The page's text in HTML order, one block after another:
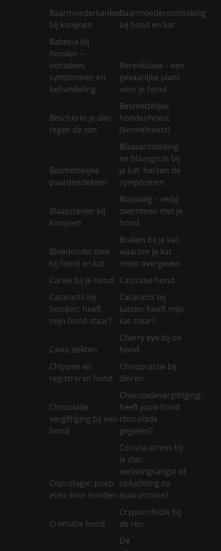
Baarmoederkanker
bij konijnen
Baarmoederontsteking
bij hond en kat
Babesia bij
honden –
oorzaken,
symptomen en
behandeling
Berenklauw – een
gevaarlijke plant
voor je hond
Bescherm je dier
tegen de zon
Besmettelijke
hondenhoest
(kennelhoest)
Besmettelijke
paardenziekten
Blaasontsteking
en blaasgruis bij
je kat: herken de
symptomen
Blaasstenen bij
konijnen
Blauwalg – veilig
zwemmen met je
hond
Bloedonderzoek
bij hond en kat
Braken bij je kat:
waarom je kat
moet overgeven
Cariës bij je hond
Castratie hond
Cataracts bij
honden: heeft
mijn hond staar?
Cataracts bij
katten: heeft mijn
kat staar?
Cavia ziekten
Cherry eye bij de
hond
Chippen en
registreren hond
Chiropractie bij
dieren
Chocolade
vergiftiging bij een
hond
Chocoladevergiftiging:
heeft jouw hond
chocolade
gegeten?
Coprofagie: poep
eten door honden
Corona-stress bij
je dier:
verlatingsangst of
opluchting na
quarantaine?
Crematie hond
Cryptorchidie bij
de reu
De